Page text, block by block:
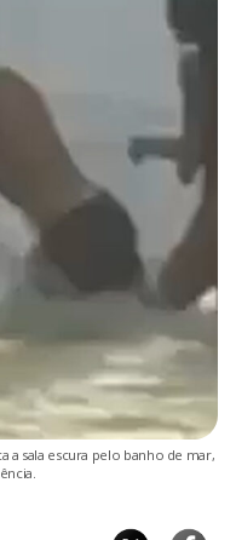
a sala escura pelo banho de mar,